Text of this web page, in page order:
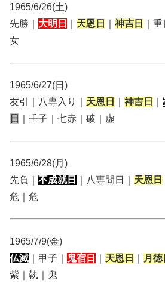
1965/6/26(土)
先勝｜ 大明日 天恩日 神吉日
｜
女
1965/6/27(日)
友引｜八専入り｜ 天恩日 神吉日
日
｜壬子｜七赤｜破｜虚
1965/6/28(月)
先負｜ 不成就日 ｜八専間日｜ 天恩日
危｜危
1965/7/9(金)
仏滅 ｜甲子｜ 鬼宿日 天恩日 月徳
紫｜執｜鬼